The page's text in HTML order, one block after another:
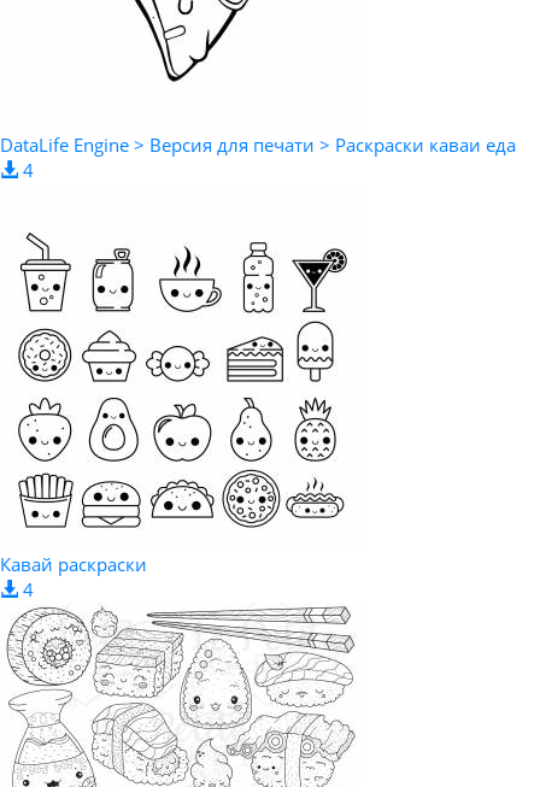
DataLife Engine > Версия для печати > Раскраски каваи еда
4
Кавай раскраски
4